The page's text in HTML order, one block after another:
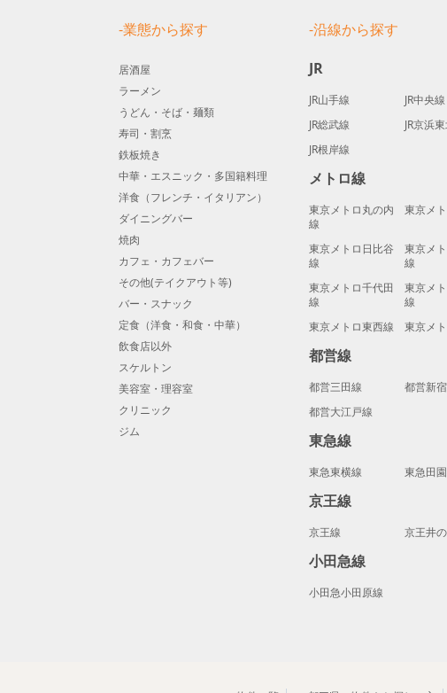
-業態から探す
居酒屋
ラーメン
うどん・そば・麺類
寿司・割烹
鉄板焼き
中華・エスニック・多国籍料理
洋食（フレンチ・イタリアン）
ダイニングバー
焼肉
カフェ・カフェバー
その他(テイクアウト等)
バー・スナック
定食（洋食・和食・中華）
飲食店以外
スケルトン
美容室・理容室
クリニック
ジム
-沿線から探す
JR
JR山手線
JR中央線
JR総武線
JR京浜
JR根岸線
メトロ線
東京メトロ丸の内
線
東京メ
東京メトロ日比谷
線
東京メ
線
東京メトロ千代田
線
東京メ
線
東京メトロ東西線
東京メ
都営線
都営三田線
都営新
都営大江戸線
東急線
東急東横線 東急田
京王線
京王線 京王井
小田急線
小田急小田原線